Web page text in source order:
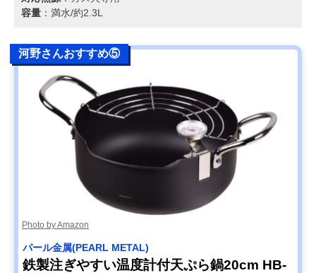
容量 ：満水/約2.3L
河野さんおすすめ⑤
Photo by Amazon
パール金属(PEARL METAL)
鉄製注ぎやすい温度計付天ぷら鍋20cm HB-